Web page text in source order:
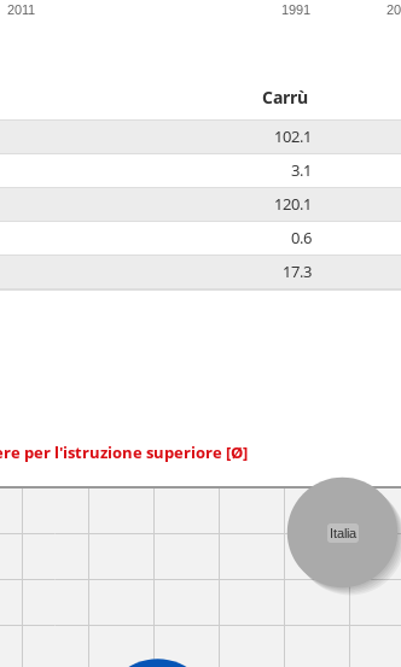
2011 1991
Carrù
102.1
3.1
120.1
0.6
17.3
per l'istruzione superiore [Ø]
Italia